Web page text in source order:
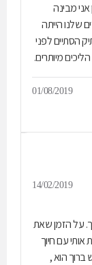
מבינה
שלנו הייתה
הסתיים לפני
מיותרים.
שמח. תודה לך
שעוד
01/08/2019
14/02/2019
על הזמן שאת
עם חיוך
הוא ,